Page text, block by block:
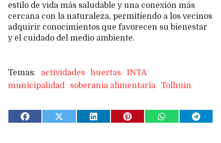
estilo de vida más saludable y una conexión más
cercana con la naturaleza, permitiendo a los vecinos
adquirir conocimientos que favorecen su bienestar
y el cuidado del medio ambiente.
actividades huertas
INTA
municipalidad
soberanía alimentaria Tolhuin